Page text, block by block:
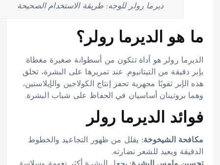
ديرما رولر للوجه: طريقة الاستخدام الصحيحة
ما هو الديرما رولر؟
الديرما رولر هو أداة تتكون من أسطوانة صغيرة مغطاة
بإبر دقيقة من التيتانيوم. عند تمريرها على البشرة، تخلق
هذه الإبر ثقوبًا مجهرية تحفز إنتاج الكولاجين والإيلاستين،
وهما بروتينان أساسيان في الحفاظ على شباب البشرة.
فوائد الديرما رولر
مكافحة الشيخوخة:يقلل من ظهور التجاعيد والخطوط
الدقيقة ويعيد للشعر نضارته.